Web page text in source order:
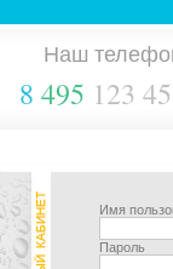
Наш
8 495 123
Имя
Пароль